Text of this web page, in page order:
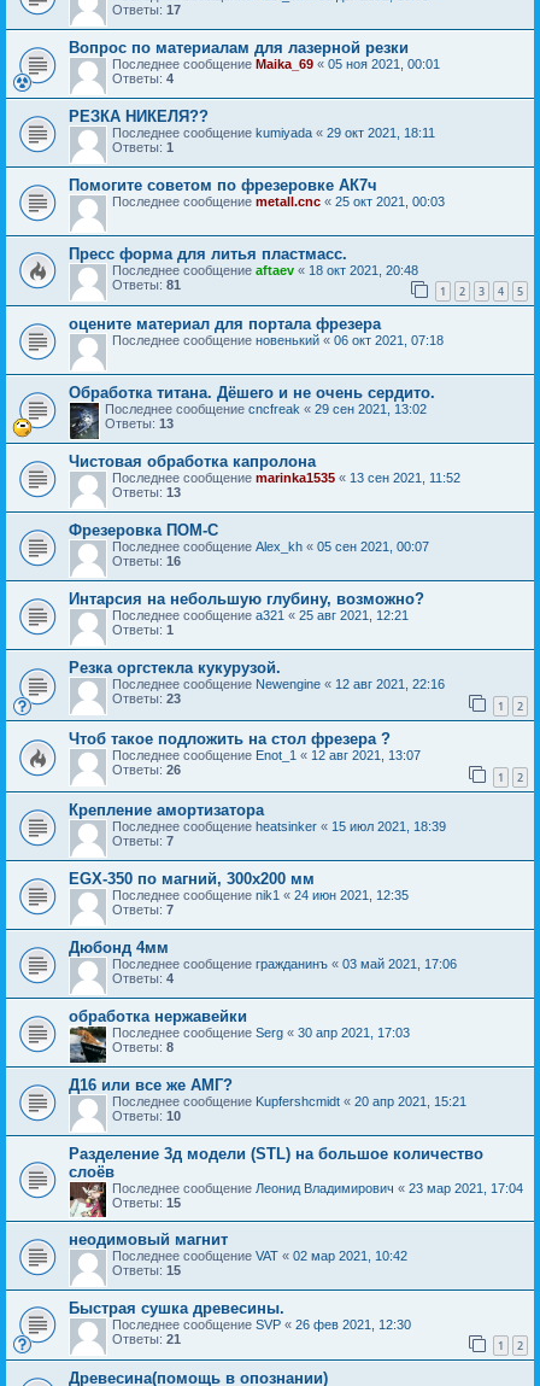
Ответы: 17
Вопрос по материалам для лазерной резки
Последнее сообщение Maika_69 « 05 ноя 2021, 00:01
Ответы: 4
РЕЗКА НИКЕЛЯ??
Последнее сообщение kumiyada « 29 окт 2021, 18:11
Ответы: 1
Помогите советом по фрезеровке АК7ч
Последнее сообщение metall.cnc « 25 окт 2021, 00:03
Пресс форма для литья пластмасс.
Последнее сообщение aftaev « 18 окт 2021, 20:48
Ответы: 81 1 2 3 4 5
оцените материал для портала фрезера
Последнее сообщение новенький « 06 окт 2021, 07:18
Обработка титана. Дёшего и не очень сердито.
Последнее сообщение cncfreak « 29 сен 2021, 13:02
Ответы: 13
Чистовая обработка капролона
Последнее сообщение marinka1535 « 13 сен 2021, 11:52
Ответы: 13
Фрезеровка ПОМ-С
Последнее сообщение Alex_kh « 05 сен 2021, 00:07
Ответы: 16
Интарсия на небольшую глубину, возможно?
Последнее сообщение a321 « 25 авг 2021, 12:21
Ответы: 1
Резка оргстекла кукурузой.
Последнее сообщение Newengine « 12 авг 2021, 22:16
Ответы: 23 1 2
Чтоб такое подложить на стол фрезера ?
Последнее сообщение Enot_1 « 12 авг 2021, 13:07
Ответы: 26 1 2
Крепление амортизатора
Последнее сообщение heatsinker « 15 июл 2021, 18:39
Ответы: 7
EGX-350 по магний, 300х200 мм
Последнее сообщение nik1 « 24 июн 2021, 12:35
Ответы: 7
Дюбонд 4мм
Последнее сообщение гражданинъ « 03 май 2021, 17:06
Ответы: 4
обработка нержавейки
Последнее сообщение Serg « 30 апр 2021, 17:03
Ответы: 8
Д16 или все же АМГ?
Последнее сообщение Kupfershcmidt « 20 апр 2021, 15:21
Ответы: 10
Разделение 3д модели (STL) на большое количество
слоёв
Последнее сообщение Леонид Владимирович « 23 мар 2021, 17:04
Ответы: 15
неодимовый магнит
Последнее сообщение VAT « 02 мар 2021, 10:42
Ответы: 15
Быстрая сушка древесины.
Последнее сообщение SVP « 26 фев 2021, 12:30
Ответы: 21 1 2
Древесина(помощь в опознании)